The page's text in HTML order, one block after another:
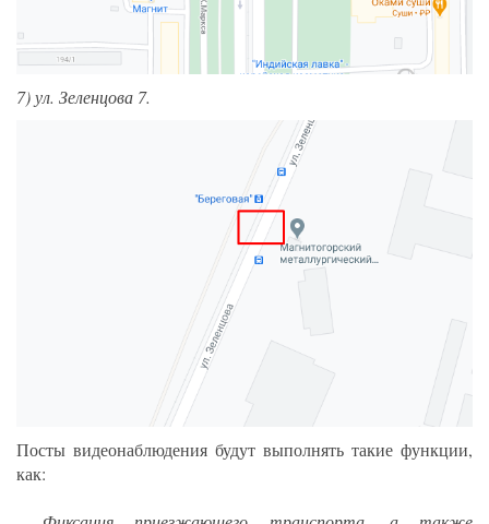
7) ул. Зеленцова 7.
Посты видеонаблюдения будут выполнять такие функции,
как: